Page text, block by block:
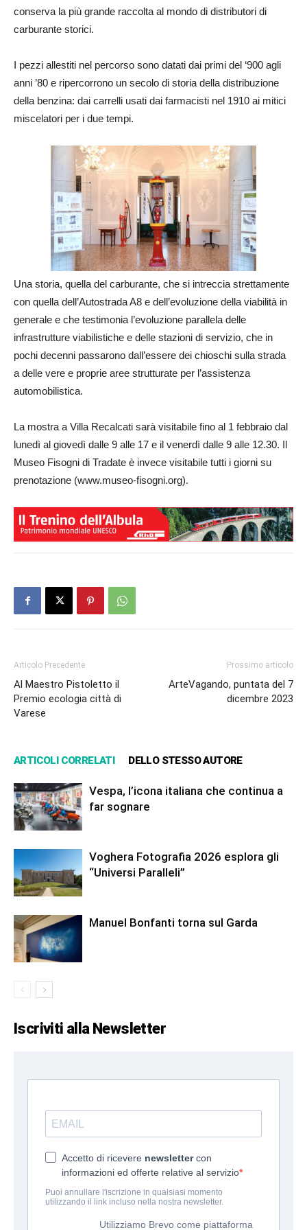
conserva la più grande raccolta al mondo di distributori di
carburante storici.
I pezzi allestiti nel percorso sono datati dai primi del ‘900 agli
anni ’80 e ripercorrono un secolo di storia della distribuzione
della benzina: dai carrelli usati dai farmacisti nel 1910 ai mitici
miscelatori per i due tempi.
Una storia, quella del carburante, che si intreccia strettamente
con quella dell’Autostrada A8 e dell’evoluzione della viabilità in
generale e che testimonia l’evoluzione parallela delle
infrastrutture viabilistiche e delle stazioni di servizio, che in
pochi decenni passarono dall’essere dei chioschi sulla strada
a delle vere e proprie aree strutturate per l’assistenza
automobilistica.
La mostra a Villa Recalcati sarà visitabile fino al 1 febbraio dal
lunedì al giovedì dalle 9 alle 17 e il venerdì dalle 9 alle 12.30. Il
Museo Fisogni di Tradate è invece visitabile tutti i giorni su
prenotazione (www.museo-fisogni.org).
Articolo Precedente
Al Maestro Pistoletto il
Premio ecologia città di
Varese
Prossimo articolo
ArteVagando, puntata del 7
dicembre 2023
ARTICOLI CORRELATI DELLO STESSO AUTORE
Vespa, l’icona italiana che continua a
far sognare
Voghera Fotografia 2026 esplora gli
“Universi Paralleli”
Manuel Bonfanti torna sul Garda
Iscriviti alla Newsletter